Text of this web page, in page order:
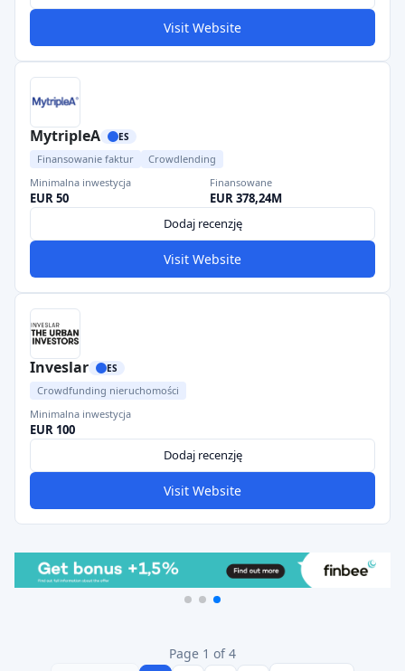
Visit Website
MytripleA ES
Finansowanie faktur
Crowdlending
Minimalna inwestycja
EUR 50
Finansowane
EUR 378,24M
Dodaj recenzję
Visit Website
Inveslar ES
Crowdfunding nieruchomości
Minimalna inwestycja
EUR 100
Dodaj recenzję
Visit Website
Page 1 of 4